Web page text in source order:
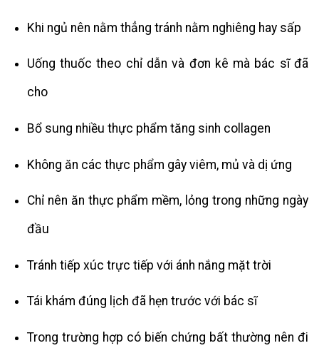
Khi ngủ nên nằm thẳng tránh nằm nghiêng hay sấp
Uống thuốc theo chỉ dẫn và đơn kê mà bác sĩ đã
cho
Bổ sung nhiều thực phẩm tăng sinh collagen
Không ăn các thực phẩm gây viêm, mủ và dị ứng
Chỉ nên ăn thực phẩm mềm, lỏng trong những ngày
đầu
Tránh tiếp xúc trực tiếp với ánh nắng mặt trời
Tái khám đúng lịch đã hẹn trước với bác sĩ
Trong trường hợp có biến chứng bất thường nên đi